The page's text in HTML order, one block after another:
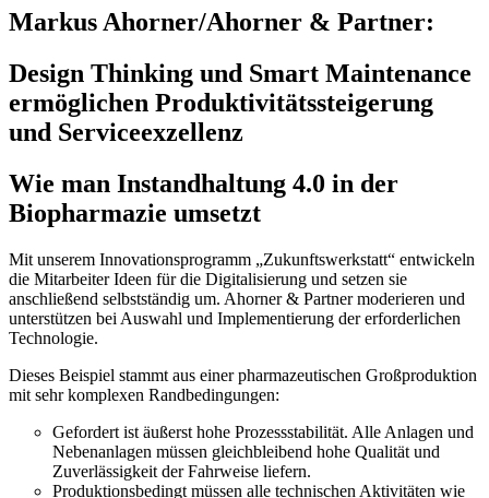
Markus Ahorner/Ahorner & Partner:
Design Thinking und Smart Maintenance
ermöglichen Produktivitätssteigerung
und Serviceexzellenz
Wie man Instandhaltung 4.0 in der
Biopharmazie umsetzt
Mit unserem Innovationsprogramm „Zukunftswerkstatt“ entwickeln
die Mitarbeiter Ideen für die Digitalisierung und setzen sie
anschließend selbstständig um. Ahorner & Partner moderieren und
unterstützen bei Auswahl und Implementierung der erforderlichen
Technologie.
Dieses Beispiel stammt aus einer pharmazeutischen Großproduktion
mit sehr komplexen Randbedingungen:
Gefordert ist äußerst hohe Prozessstabilität. Alle Anlagen und
Nebenanlagen müssen gleichbleibend hohe Qualität und
Zuverlässigkeit der Fahrweise liefern.
Produktionsbedingt müssen alle technischen Aktivitäten wie